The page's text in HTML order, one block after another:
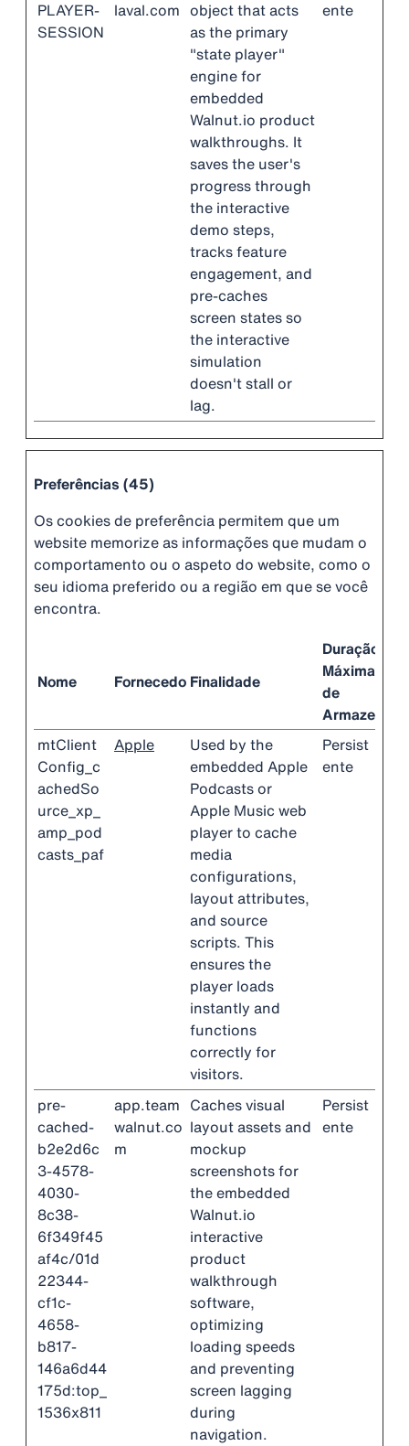
PLAYER-
SESSION
laval.com object that acts
as the primary
"state player"
engine for
embedded
Walnut.io product
walkthroughs. It
saves the user's
progress through
the interactive
demo steps,
tracks feature
engagement, and
pre-caches
screen states so
the interactive
simulation
doesn't stall or
lag.
ente
Preferências (45)
Os cookies de preferência permitem que um
website memorize as informações que mudam o
comportamento ou o aspeto do website, como o
seu idioma preferido ou a região em que se você
encontra.
Nome FornecedorFinalidade
Duração
Máxima
de
mtClient
Config_c
achedSo
urce_xp_
amp_pod
casts_paf
Apple
Used by the
embedded Apple
Podcasts or
Apple Music web
player to cache
media
configurations,
layout attributes,
and source
scripts. This
ensures the
player loads
instantly and
functions
correctly for
visitors.
Persist
ente
pre-
cached-
b2e2d6c
3-4578-
4030-
8c38-
6f349f45
af4c/01d
22344-
cf1c-
4658-
b817-
146a6d44
175d:top_
1536x811
app.team
walnut.co
m
Caches visual
layout assets and
mockup
screenshots for
the embedded
Walnut.io
interactive
product
walkthrough
software,
optimizing
loading speeds
and preventing
screen lagging
during
navigation.
Persist
ente